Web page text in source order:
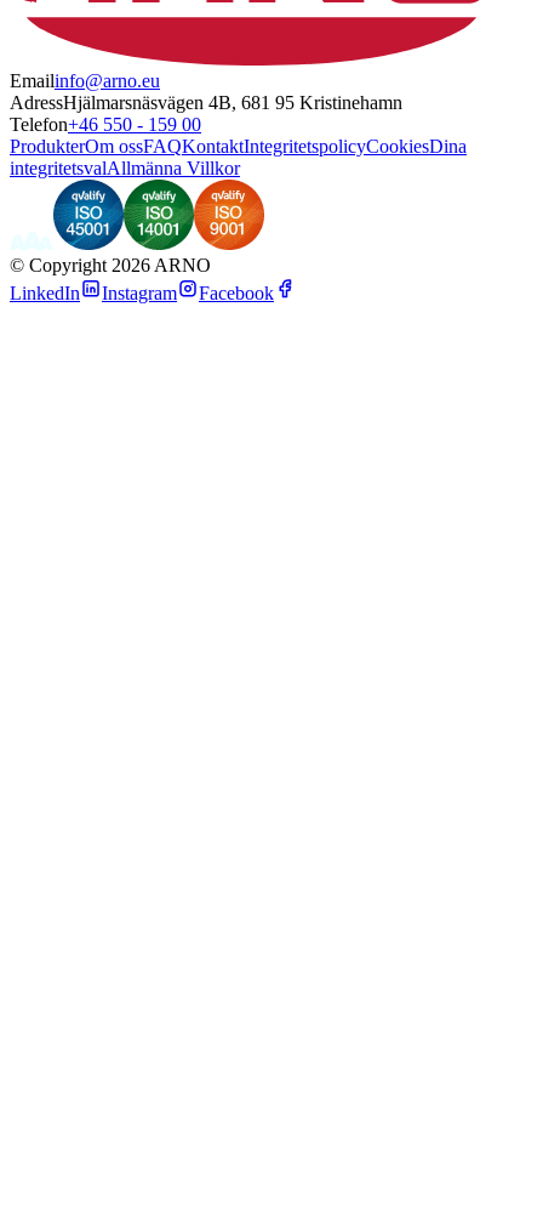
Emailinfo@arno.eu
AdressHjälmarsnäsvägen 4B, 681 95 Kristinehamn
Telefon+46 550 - 159 00
ProdukterOm ossFAQKontaktIntegritetspolicyCookiesDina
integritetsvalAllmänna Villkor
© Copyright 2026 ARNO
LinkedIn
Instagram Facebook